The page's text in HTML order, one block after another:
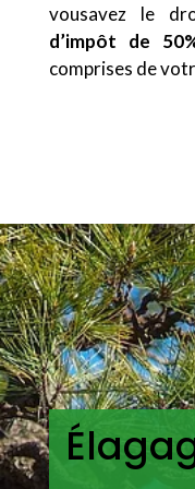
vousavez le
d’impôt de
comprises de